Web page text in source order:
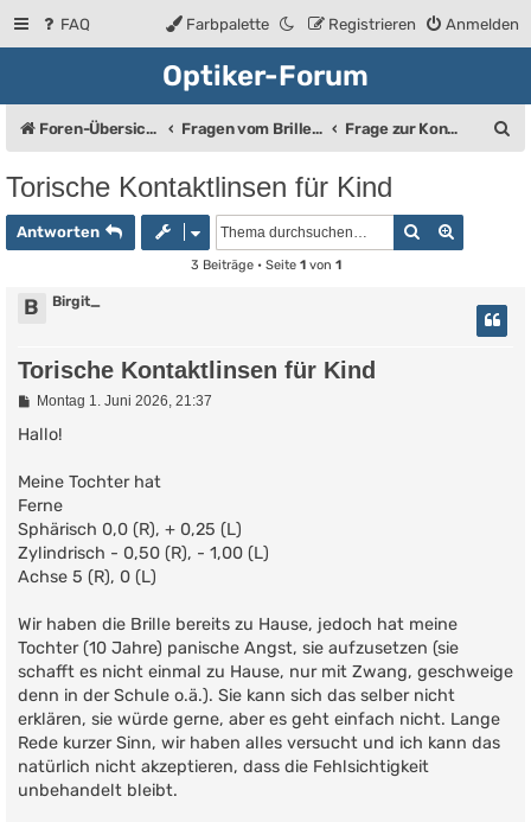
FAQ Anmelden
Registrieren
Farbpalette
Optiker-Forum
Foren-Übersicht Fragen vom Brillenträger an den Augenoptiker Frage zur Kontaktlinse
Torische Kontaktlinsen für Kind
Antworten Suche
3 Beiträge • Seite 1von 1
B Birgit_
Torische Kontaktlinsen für Kind
B
i
a
g
Montag 1. Juni 2026, 21:37
Hallo!
Meine Tochter hat
Ferne
Sphärisch 0,0 (R), + 0,25 (L)
Zylindrisch - 0,50 (R), - 1,00 (L)
Achse 5 (R), 0 (L)
Wir haben die Brille bereits zu Hause, jedoch hat meine
Tochter (10 Jahre) panische Angst, sie aufzusetzen (sie
schafft es nicht einmal zu Hause, nur mit Zwang, geschweige
denn in der Schule o.ä.). Sie kann sich das selber nicht
erklären, sie würde gerne, aber es geht einfach nicht. Lange
Rede kurzer Sinn, wir haben alles versucht und ich kann das
natürlich nicht akzeptieren, dass die Fehlsichtigkeit
unbehandelt bleibt.